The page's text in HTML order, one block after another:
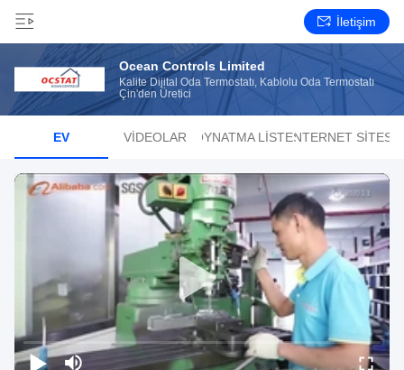
İletişim
Ocean Controls Limited
Kalite Dijital Oda Termostatı, Kablolu Oda Termostatı
Çin'den Üretici
EV VIDEOLAR OYNATMA LISTESIİNTERNET SITESI